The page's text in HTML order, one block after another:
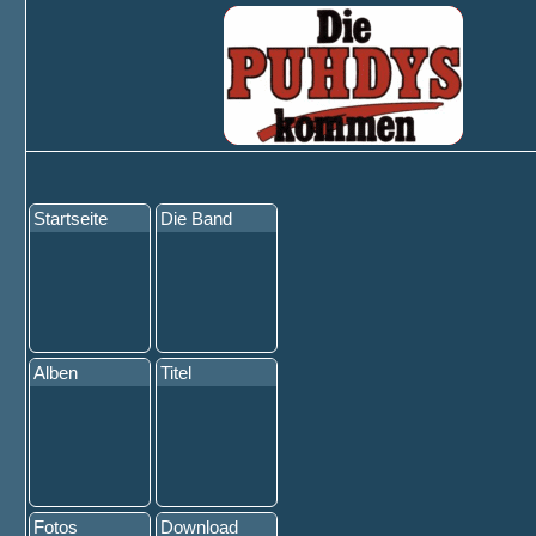
Startseite Die Band
Alben Titel
Fotos Download